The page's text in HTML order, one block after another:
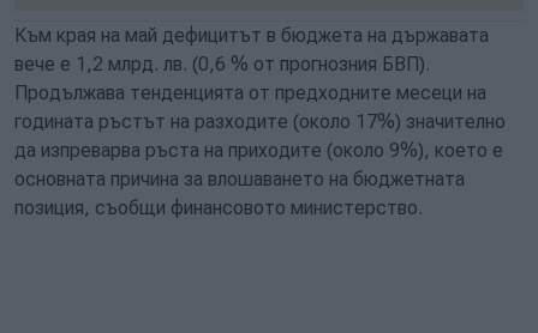
Към края на май дефицитът в бюджета на държавата
вече е 1,2 млрд. лв. (0,6 % от прогнозния БВП).
Продължава тенденцията от предходните месеци на
годината ръстът на разходите (около 17%) значително
да изпреварва ръста на приходите (около 9%), което е
основната причина за влошаването на бюджетната
позиция, съобщи финансовото министерство.